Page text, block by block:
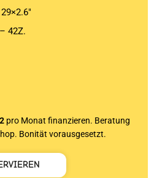
42Z.
pro Monat finanzieren. Beratung
Bonität vorausgesetzt.